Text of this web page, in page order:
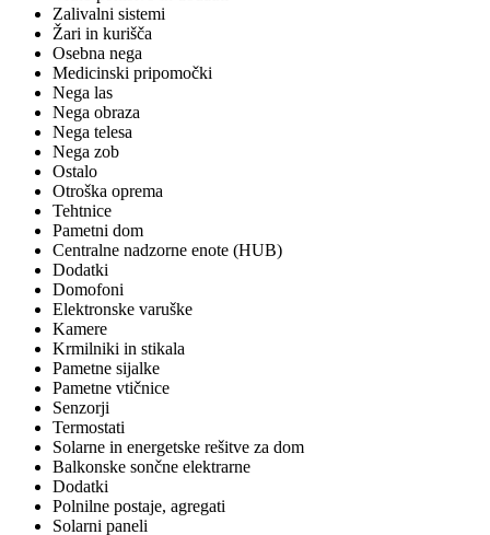
Zalivalni sistemi
Žari in kurišča
Osebna nega
Medicinski pripomočki
Nega las
Nega obraza
Nega telesa
Nega zob
Ostalo
Otroška oprema
Tehtnice
Pametni dom
Centralne nadzorne enote (HUB)
Dodatki
Domofoni
Elektronske varuške
Kamere
Krmilniki in stikala
Pametne sijalke
Pametne vtičnice
Senzorji
Termostati
Solarne in energetske rešitve za dom
Balkonske sončne elektrarne
Dodatki
Polnilne postaje, agregati
Solarni paneli